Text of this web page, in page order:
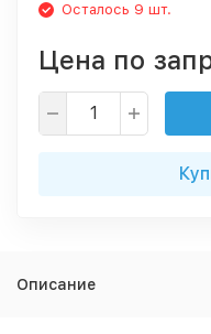
Осталось 9 шт.
Цена по
Описание